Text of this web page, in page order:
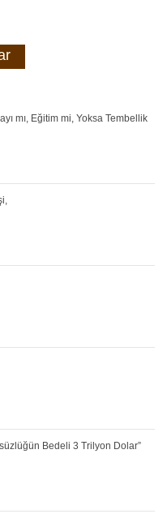
mı, Eğitim mi, Yoksa Tembellik
Bedeli 3 Trilyon Dolar”